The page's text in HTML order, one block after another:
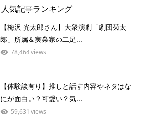
人気記事ランキング
【梅沢 光太郎さん】大衆演劇「劇団菊太
郎」所属＆実業家の二足...
78,464 views
【体験談有り】推しと話す内容やネタはな
にが面白い？可愛い？気...
59,631 views